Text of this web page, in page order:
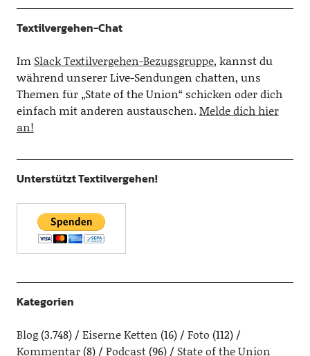
Textilvergehen-Chat
Im Slack Textilvergehen-Bezugsgruppe, kannst du
während unserer Live-Sendungen chatten, uns
Themen für „State of the Union“ schicken oder dich
einfach mit anderen austauschen.Melde dich hier
an!
Unterstützt Textilvergehen!
Kategorien
Blog(3.748) Eiserne Ketten (16) Foto (112)
Kommentar(8) Podcast(96) State of the Union